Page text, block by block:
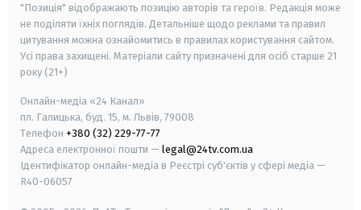
"Позиція" відображають позицію авторів та героїв. Редакція може
не поділяти їхніх поглядів. Детальніше щодо реклами та правил
цитування можна ознайомитись в правилах користування сайтом.
Усі права захищені. Матеріали сайту призначені для осіб старше 21
року (21+)
Онлайн-медіа «24 Канал»
пл. Галицька, буд. 15, м. Львів, 79008
Телефон +380 (32) 229-77-77
Адреса електронної пошти — legal@24tv.com.ua
Ідентифікатор онлайн-медіа в Реєстрі суб'єктів у сфері медіа —
R40-06057